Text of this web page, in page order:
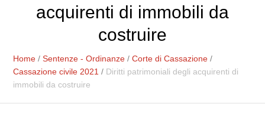
acquirenti di immobili da
costruire
Home /Sentenze - Ordinanze /Corte di Cassazione /
Cassazione civile 2021 / Diritti patrimoniali degli acquirenti di
immobili da costruire